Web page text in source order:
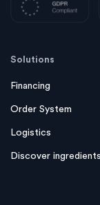
Solutions
Financing
Order System
Logistics
Discover ingredients